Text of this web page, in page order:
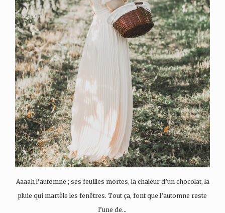
Aaaah l’automne ; ses feuilles mortes, la chaleur d’un chocolat, la
pluie qui martèle les fenêtres. Tout ça, font que l’automne reste
l’une de…